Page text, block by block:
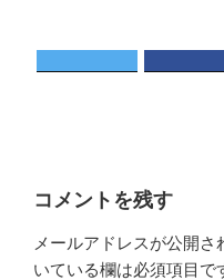
コメントを残す
メールアドレスが公開さ
いている欄は必須項目で